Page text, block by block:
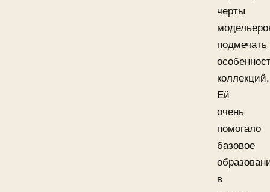
черты
подмечать
коллекций.
Ей
очень
помогало
базовое
в